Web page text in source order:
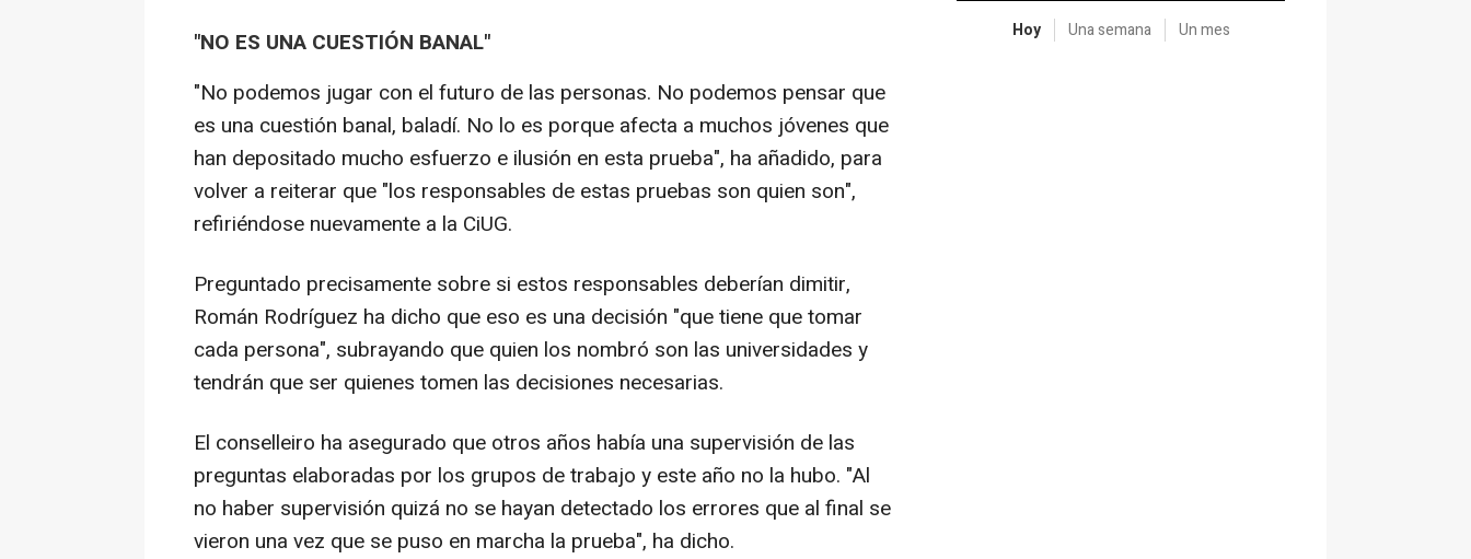
"NO ES UNA CUESTIÓN BANAL"
"No podemos jugar con el futuro de las personas. No podemos pensar que
es una cuestión banal, baladí. No lo es porque afecta a muchos jóvenes que
han depositado mucho esfuerzo e ilusión en esta prueba", ha añadido, para
volver a reiterar que "los responsables de estas pruebas son quien son",
refiriéndose nuevamente a la CiUG.
Preguntado precisamente sobre si estos responsables deberían dimitir,
Román Rodríguez ha dicho que eso es una decisión "que tiene que tomar
cada persona", subrayando que quien los nombró son las universidades y
tendrán que ser quienes tomen las decisiones necesarias.
El conselleiro ha asegurado que otros años había una supervisión de las
preguntas elaboradas por los grupos de trabajo y este año no la hubo. "Al
no haber supervisión quizá no se hayan detectado los errores que al final se
vieron una vez que se puso en marcha la prueba", ha dicho.
Hoy Una semana Un mes